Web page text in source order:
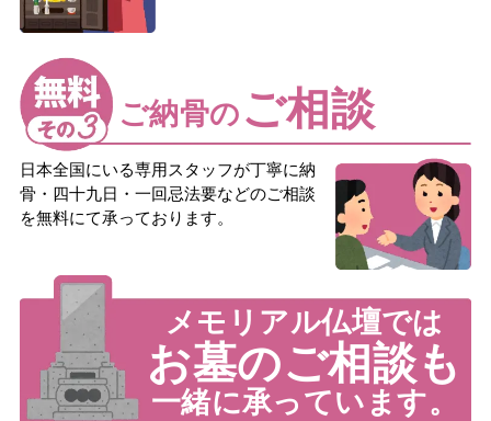
ご納骨の ご相談
日本全国にいる専用スタッフが丁寧に納
骨・四十九日・一回忌法要などのご相談
を無料にて承っております。
メモリアル仏壇では
お墓のご相談も
一緒に承っています。